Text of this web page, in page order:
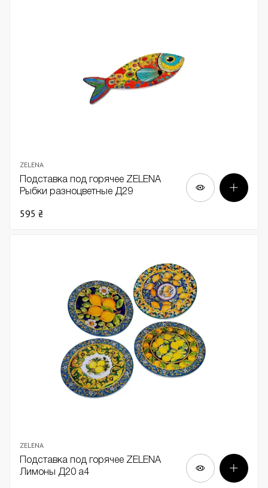
ZELENA
Подставка под горячее ZELENA
Рыбки разноцветные Д29
595 ₴
ZELENA
Подставка под горячее ZELENA
Лимоны Д20 а4